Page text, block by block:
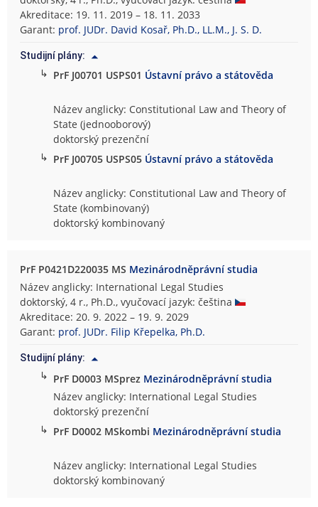
Akreditace: 19. 11. 2019 – 18. 11. 2033
Garant: prof. JUDr. David Kosař, Ph.D., LL.M., J. S. D.
Studijní plány:
↳ PrF J00701 USPS01 Ústavní právo a státověda
Název anglicky: Constitutional Law and Theory of
State (jednooborový)
doktorský prezenční
↳ PrF J00705 USPS05 Ústavní právo a státověda
Název anglicky: Constitutional Law and Theory of
State (kombinovaný)
doktorský kombinovaný
PrF P0421D220035 MS Mezinárodněprávní studia
Název anglicky: International Legal Studies
doktorský, 4 r., Ph.D., vyučovací jazyk: čeština
Akreditace: 20. 9. 2022 – 19. 9. 2029
Garant: prof. JUDr. Filip Křepelka, Ph.D.
Studijní plány:
↳ PrF D0003 MSprez Mezinárodněprávní studia
Název anglicky: International Legal Studies
doktorský prezenční
↳ PrF D0002 MSkombi Mezinárodněprávní studia
Název anglicky: International Legal Studies
doktorský kombinovaný